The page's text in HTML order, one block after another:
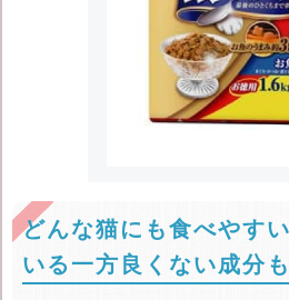
どんな猫にも食べやす
いる一方良くない成分も